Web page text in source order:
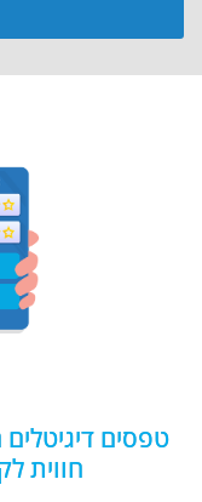
טפסים
חווית